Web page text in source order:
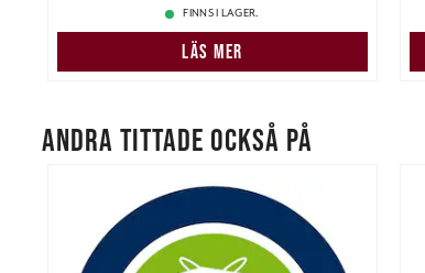
FINNS I LAGER.
LÄS MER
ANDRA TITTADE OCKSÅ PÅ